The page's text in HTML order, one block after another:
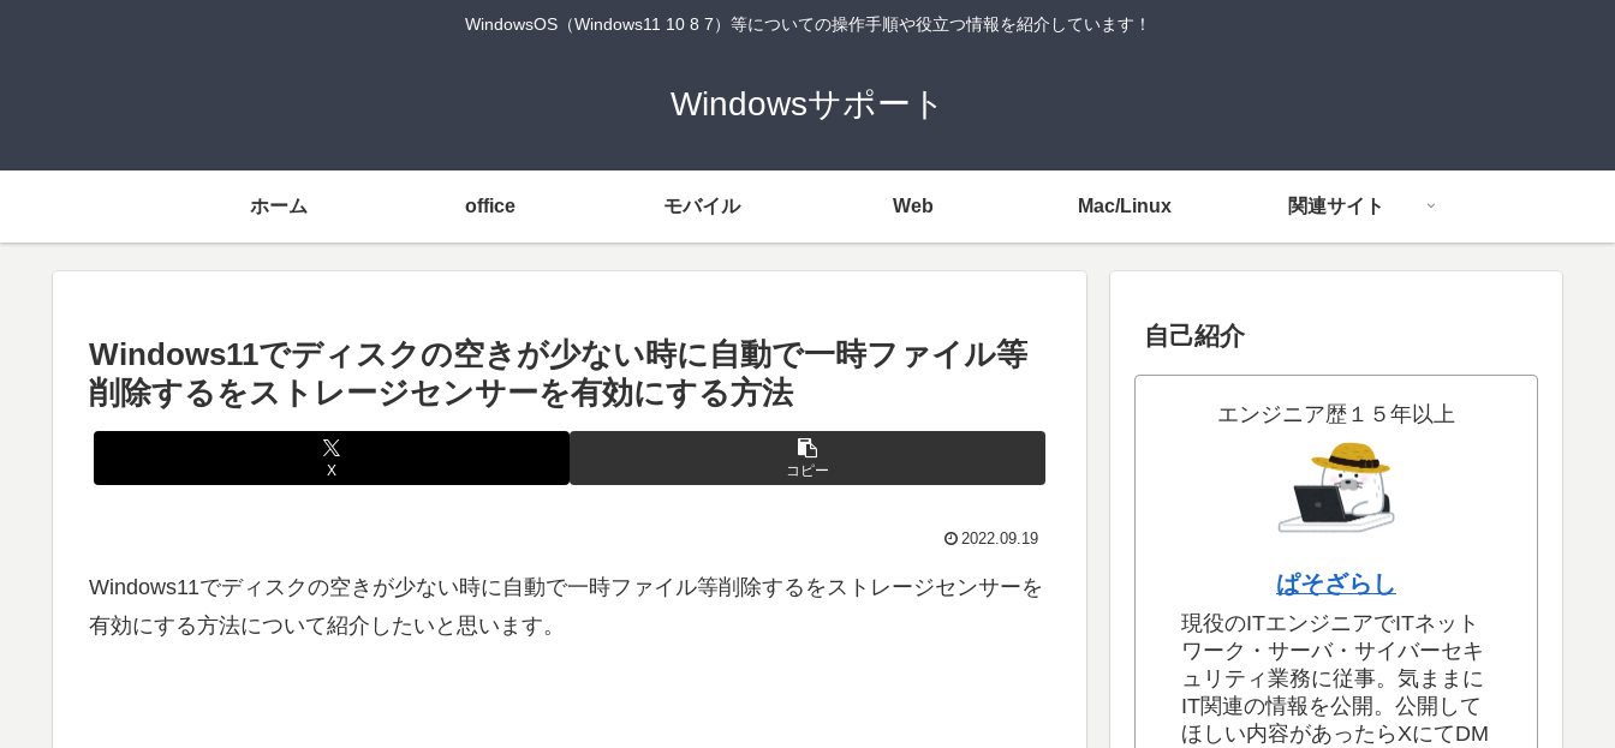
WindowsOS（Windows11 10 8 7）等についての操作手順や役立つ情報を紹介しています！
Windowsサポート
ホーム office モバイル Web Mac/Linux 関連サイト
Windows11でディスクの空きが少ない時に自動で一時ファイル等
削除するをストレージセンサーを有効にする方法
X コピー
2022.09.19
Windows11でディスクの空きが少ない時に自動で一時ファイル等削除するをストレージセンサーを
有効にする方法について紹介したいと思います。
自己紹介
エンジニア歴１５年以上
ぱそざらし
現役のITエンジニアでITネット
ワーク・サーバ・サイバーセキ
ュリティ業務に従事。気ままに
IT関連の情報を公開。公開して
ほしい内容があったらXにてDM